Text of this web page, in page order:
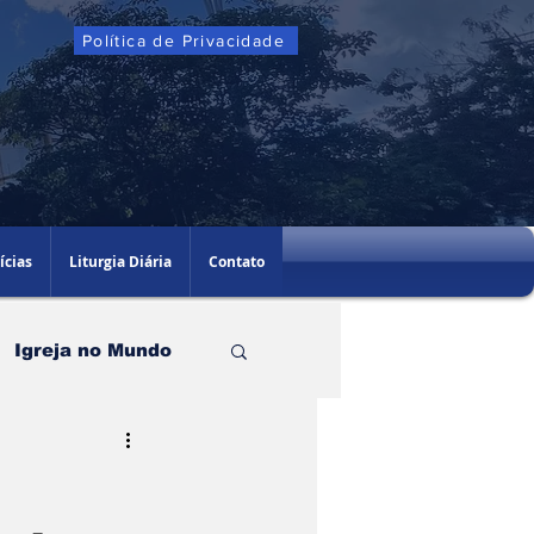
Política de Privacidade
Liturgia Diária Contato
Igreja no Mundo